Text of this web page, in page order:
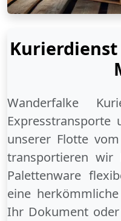
Kurierdienst
Wanderfalke
Expresstransporte
unserer Flotte
transportieren wir
Palettenware
eine
Ihr Dokument